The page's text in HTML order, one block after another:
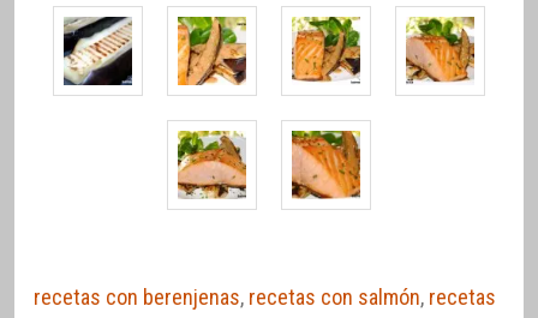
recetas con berenjenas, recetas con salmón, recetas